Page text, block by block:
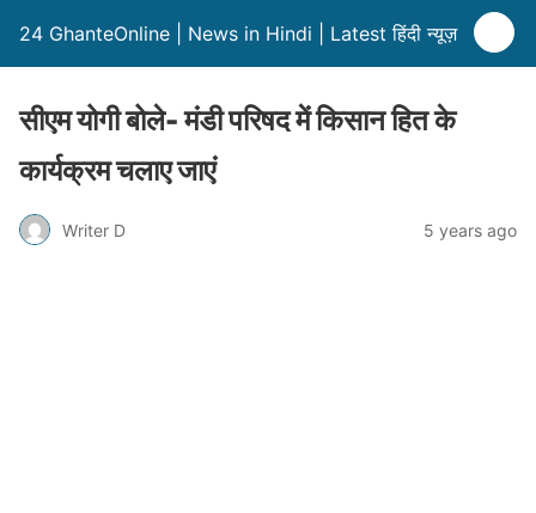
24 GhanteOnline | News in Hindi | Latest हिंदी न्यूज़
सीएम योगी बोले- मंडी परिषद में किसान हित के
कार्यक्रम चलाए जाएं
Writer D 5 years ago